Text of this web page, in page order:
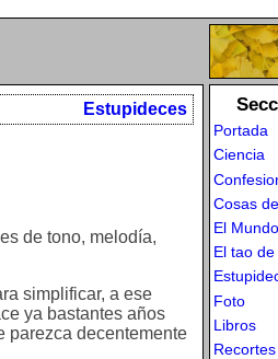
Estupideces
de tono, melodía,
simplificar, a ese
ya bastantes años
parezca decentemente
Portada
Ciencia
Cosas
El
El tao
Foto
Libros
Recortes